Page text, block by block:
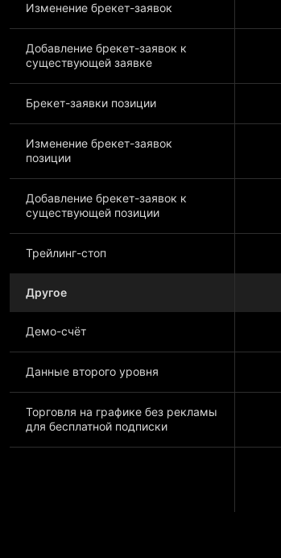
Изменение брекет-заявок
Добавление брекет-заявок к
существующей заявке
Брекет-заявки позиции
Изменение брекет-заявок
позиции
Добавление брекет-заявок к
существующей позиции
Трейлинг-стоп
Другое
Демо-счёт
Данные второго уровня
Торговля на графике без рекламы
для бесплатной подписки